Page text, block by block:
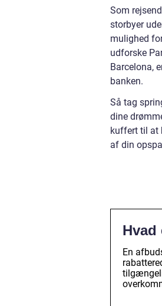
Som
storbyer
mulighed
udforske
Barcelona,
banken.
Så tag
dine
kuffert til at
af din
En